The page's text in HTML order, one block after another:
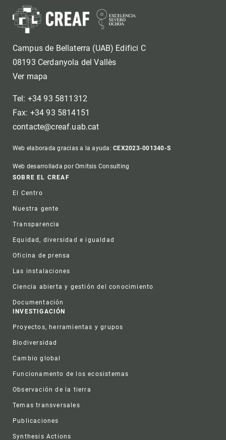
Campus de Bellaterra (UAB) Edifici C
08193 Cerdanyola del Vallès
Ver mapa
Tel: +34 93 5811312
Fax: +34 93 5814151
contacte@creaf.uab.cat
Web elaborada gracias a la ayuda:CEX2023-001340-S
Web desarrollada por Omitsis Consulting
Footer
SOBRE EL CREAF
El Centro
Nuestra gente
Transparencia
Equidad, diversidad e igualdad
Oficina de prensa
Las instalaciones
Ciencia abierta y gestión del conocimiento
Documentación
INVESTIGACIÓN
Proyectos, herramientas y grupos
Biodiversidad
Cambio global
Funcionamento de los ecosistemas
Observación de la tierra
Temas transversales
Publicaciones
Synthesis Actions